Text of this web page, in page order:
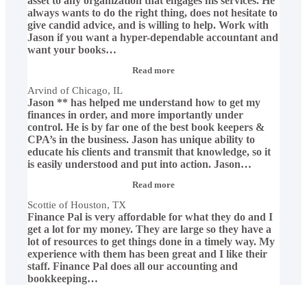
always wants to do the right thing, does not hesitate to
give candid advice, and is willing to help. Work with
Jason if you want a hyper-dependable accountant and
want your books…
Read more“Arvind
IL”
Arvind of Chicago, IL
Jason ** has helped me understand how to get my
finances in order, and more importantly under
control. He is by far one of the best book keepers &
CPA’s in the business. Jason has unique ability to
educate his clients and transmit that knowledge, so it
is easily understood and put into action. Jason…
Read more“Scottie
TX”
Scottie of Houston, TX
Finance Pal is very affordable for what they do and I
get a lot for my money. They are large so they have a
lot of resources to get things done in a timely way. My
experience with them has been great and I like their
staff. Finance Pal does all our accounting and
bookkeeping…